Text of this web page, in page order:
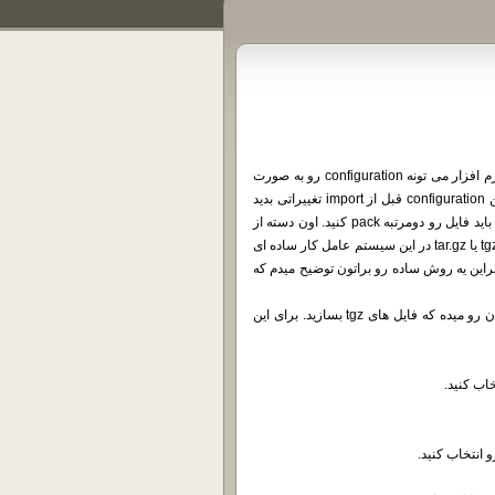
دوستانی که با نرم افزار Kerio Control درگیر هستن می دونن که این نرم افزار می تونه configuration رو به صورت
یه فایل tgz یا tar.gz براشون export کنه. اما گاهی شما می خواید در این configuration قبل از import تغییراتی بدید
بنابراین فایل رو unpack می کنید، تغییراتی که می خواید رو میدید و حالا باید فایل رو دومرتبه pack کنید. اون دسته از
دوستان که با لینوکس آشنایی کافی دارن می دونن که ساختن فایل های tgz یا tar.gz در این سیستم عامل کار ساده ای
یه روش ساده رو براتون توضیح میدم که
نرم افزار 7zip که یه نرم افزار رایگان و متن باز هست به شما این امکان رو میده که فایل های tgz بسازید. برای این